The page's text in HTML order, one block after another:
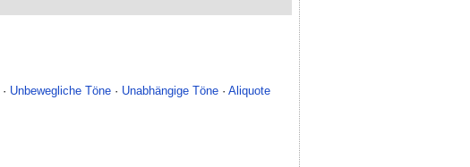
· Unbewegliche Töne · Unabhängige Töne ·Aliquote